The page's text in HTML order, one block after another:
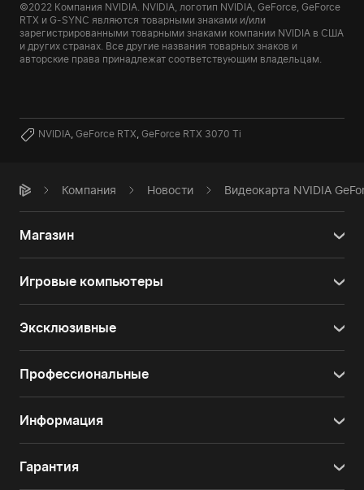
©2022 Компания NVIDIA. NVIDIA, логотип NVIDIA, GeForce, GeForce
RTX и G-SYNC являются товарными знаками и/или
зарегистрированными товарными знаками компании NVIDIA в США
и других странах. Все другие названия товарных знаков и
авторские права принадлежат соответствующим владельцам.
NVIDIA, GeForce RTX, GeForce RTX 3070 Ti
Компания Новости Видеокарта NVIDIA
Магазин
Игровые компьютеры
Эксклюзивные
Профессиональные
Информация
Гарантия